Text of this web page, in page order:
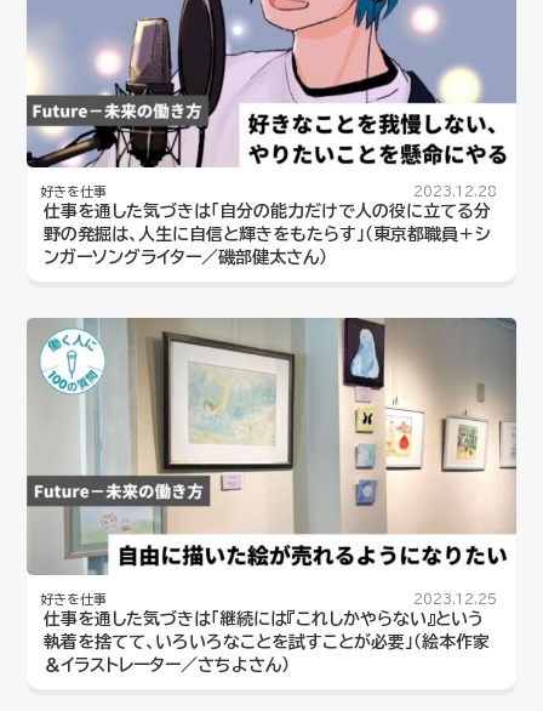
好きを仕事 2023.12.28
仕事を通した気づきは「自分の能力だけで人の役に立てる分
野の発掘は、人生に自信と輝きをもたらす」（東京都職員＋シ
ンガーソングライター／磯部健太さん）
好きを仕事 2023.12.25
仕事を通した気づきは「継続には『これしかやらない』という
執着を捨てて、いろいろなことを試すことが必要」（絵本作家
＆イラストレーター／さちよさん）